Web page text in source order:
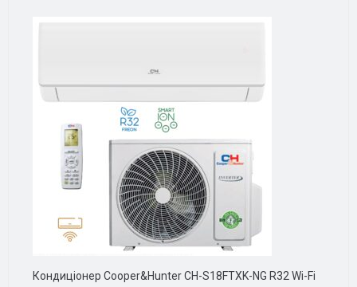
Кондиціонер Cooper&Hunter CH-S18FTXK-NG R32 Wi-Fi